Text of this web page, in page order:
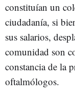
constituían un
ciudadanía, si
sus salarios,
comunidad son
constancia de la
oftalmólogos.